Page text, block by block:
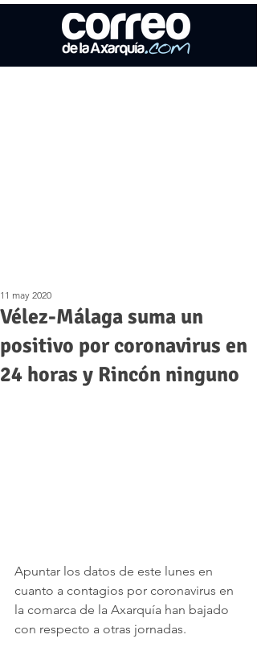
Vélez-Málaga suma un
positivo por coronavirus en
24 horas y Rincón ninguno
11 may 2020
Apuntar los datos de este lunes en
cuanto a contagios por coronavirus en
la comarca de la Axarquía han bajado
con respecto a otras jornadas.